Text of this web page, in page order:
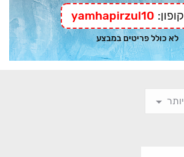
yamhapirzul10
לא כולל פריטים במבצע